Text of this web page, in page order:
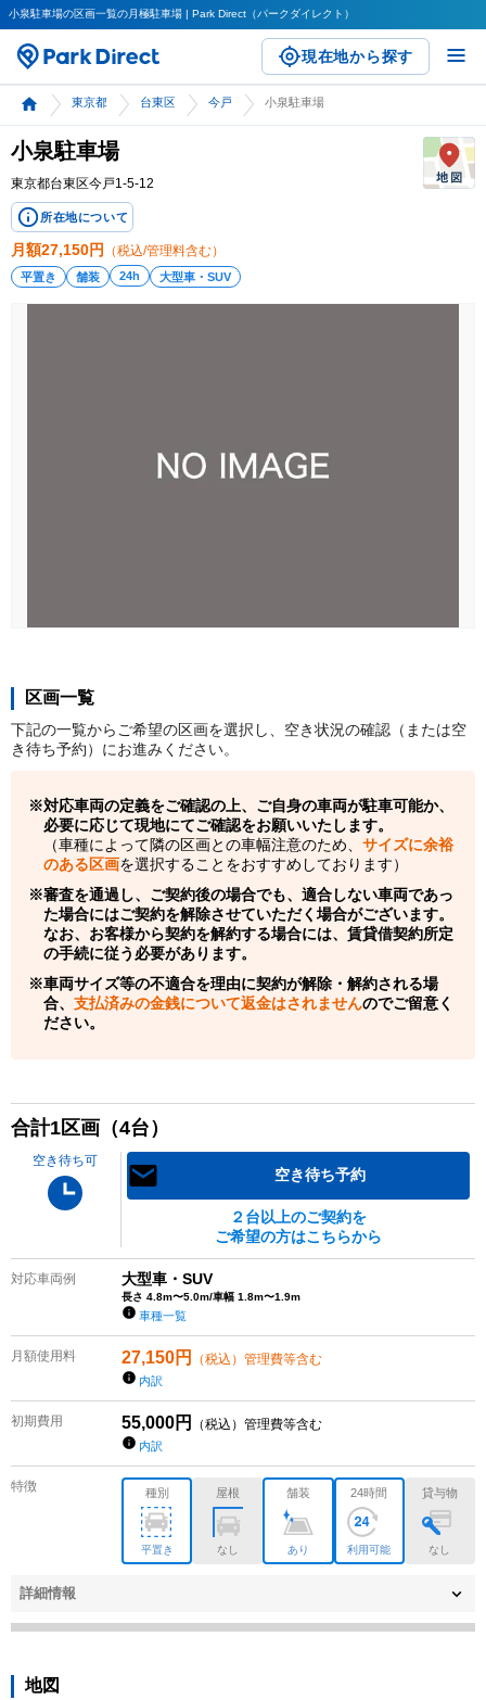
小泉駐車場の区画一覧の月極駐車場 | Park Direct（パークダイレクト）
現在地から探す
東京都 台東区 今戸 小泉駐車場
小泉駐車場
東京都台東区今戸1-5-12
所在地について
月額27,150円 （税込/管理料含む）
平置き 舗装 24h 大型車・SUV
区画一覧
下記の一覧からご希望の区画を選択し、空き状況の確認（または空
き待ち予約）にお進みください。
対応車両の定義をご確認の上、ご自身の車両が駐車可能か、
必要に応じて現地にてご確認をお願いいたします。
（車種によって隣の区画との車幅注意のため、 サイズに余裕
のある区画を選択することをおすすめしております）
審査を通過し、ご契約後の場合でも、適合しない車両であっ
た場合にはご契約を解除させていただく場合がございます。
なお、お客様から契約を解約する場合には、賃貸借契約所定
の手続に従う必要があります。
車両サイズ等の不適合を理由に契約が解除・解約される場
合、 支払済みの金銭について返金はされませんのでご留意く
ださい。
合計1区画（4台）
空き待ち可
空き待ち予約
２台以上のご契約を
ご希望の方はこちらから
対応車両例 大型車・SUV
長さ 4.8m〜5.0m/車幅 1.8m〜1.9m
車種一覧
月額使用料 27,150円 （税込）管理費等含む
内訳
初期費用 55,000円 （税込）管理費等含む
内訳
特徴 種別
平置き
屋根
なし
舗装
あり
24時間
利用可能
貸与物
なし
詳細情報
地図